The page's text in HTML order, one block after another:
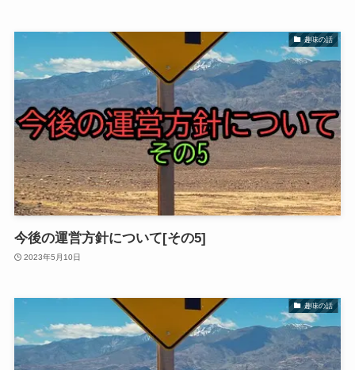
趣味の話
今後の運営方針について[その5]
2023年5月10日
趣味の話